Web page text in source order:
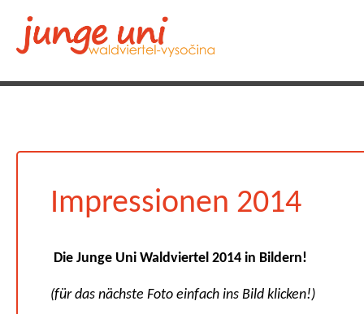
Impressionen 2014
Die Junge Uni Waldviertel 2014 in Bildern!
(für das nächste Foto einfach ins Bild klicken!)